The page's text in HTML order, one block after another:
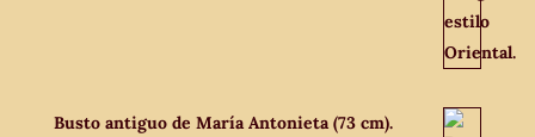
Busto antiguo de María Antonieta (73 cm).